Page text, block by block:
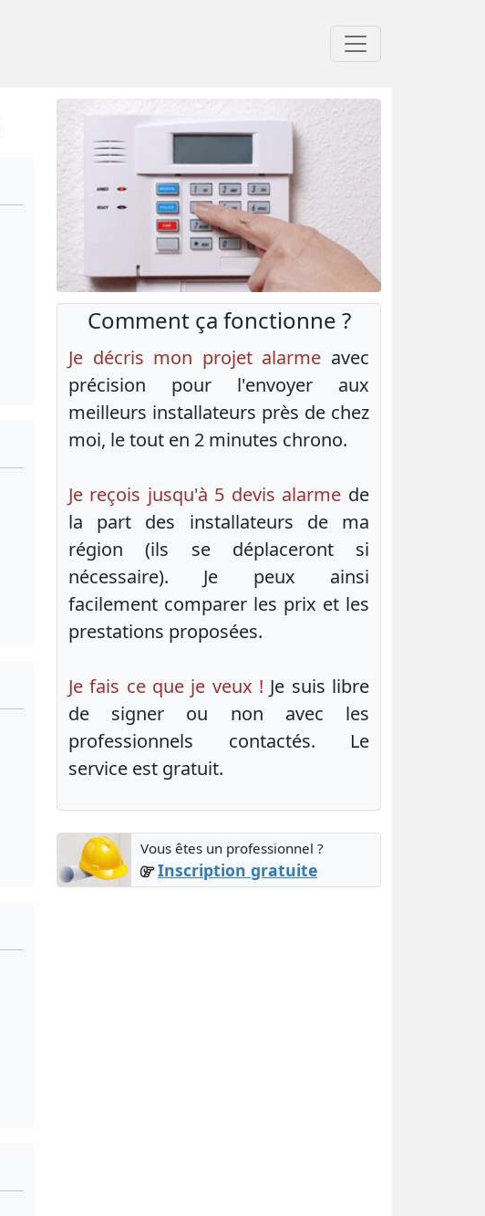
Comment ça fonctionne ?
Je décris mon projet alarme avec
précision pour l'envoyer aux
meilleurs installateurs près de chez
moi, le tout en 2 minutes chrono.
Je reçois jusqu'à 5 devis alarme de
la part des installateurs de ma
région (ils se déplaceront si
nécessaire). Je peux ainsi
facilement comparer les prix et les
prestations proposées.
Je fais ce que je veux ! Je suis libre
de signer ou non avec les
professionnels contactés. Le
service est gratuit.
Vous êtes un professionnel ?
Inscription gratuite